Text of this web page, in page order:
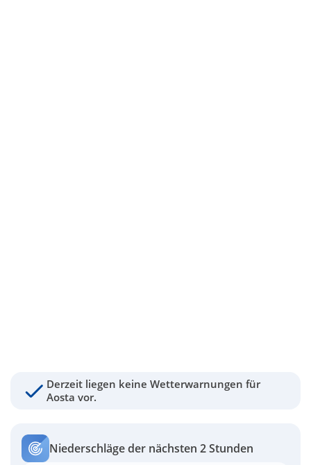
Derzeit liegen keine Wetterwarnungen für
Aosta vor.
Niederschläge der nächsten 2 Stunden